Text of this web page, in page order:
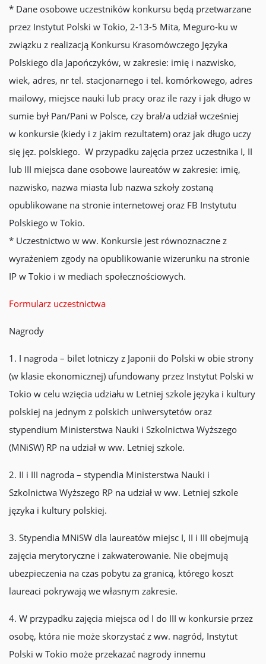
* Dane osobowe uczestników konkursu będą przetwarzane
przez Instytut Polski w Tokio, 2-13-5 Mita, Meguro-ku w
związku z realizacją Konkursu Krasomówczego Języka
Polskiego dla Japończyków, w zakresie: imię i nazwisko,
wiek, adres, nr tel. stacjonarnego i tel. komórkowego, adres
mailowy, miejsce nauki lub pracy oraz ile razy i jak długo w
sumie był Pan/Pani w Polsce, czy brał/a udział wcześniej
w konkursie (kiedy i z jakim rezultatem) oraz jak długo uczy
się jęz. polskiego. W przypadku zajęcia przez uczestnika I, II
lub III miejsca dane osobowe laureatów w zakresie: imię,
nazwisko, nazwa miasta lub nazwa szkoły zostaną
opublikowane na stronie internetowej oraz FB Instytutu
Polskiego w Tokio.
* Uczestnictwo w ww. Konkursie jest równoznaczne z
wyrażeniem zgody na opublikowanie wizerunku na stronie
IP w Tokio i w mediach społecznościowych.
Formularz uczestnictwa
Nagrody
1. I nagroda – bilet lotniczy z Japonii do Polski w obie strony
(w klasie ekonomicznej) ufundowany przez Instytut Polski w
Tokio w celu wzięcia udziału w Letniej szkole języka i kultury
polskiej na jednym z polskich uniwersytetów oraz
stypendium Ministerstwa Nauki i Szkolnictwa Wyższego
(MNiSW) RP na udział w ww. Letniej szkole.
2. II i III nagroda – stypendia Ministerstwa Nauki i
Szkolnictwa Wyższego RP na udział w ww. Letniej szkole
języka i kultury polskiej.
3. Stypendia MNiSW dla laureatów miejsc I, II i III obejmują
zajęcia merytoryczne i zakwaterowanie. Nie obejmują
ubezpieczenia na czas pobytu za granicą, którego koszt
laureaci pokrywają we własnym zakresie.
4. W przypadku zajęcia miejsca od I do III w konkursie przez
osobę, która nie może skorzystać z ww. nagród, Instytut
Polski w Tokio może przekazać nagrody innemu